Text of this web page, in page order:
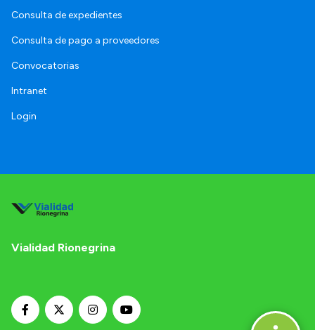
Consulta de expedientes
Consulta de pago a proveedores
Convocatorias
Intranet
Login
Vialidad Rionegrina